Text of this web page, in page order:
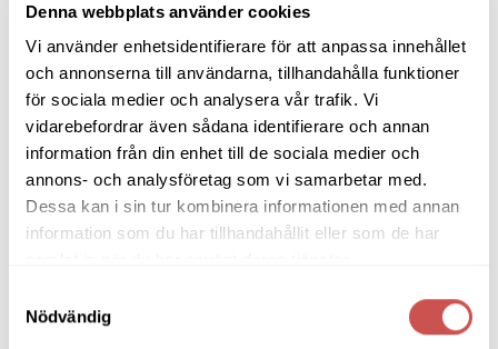
Denna webbplats använder cookies
Vi använder enhetsidentifierare för att anpassa innehållet
och annonserna till användarna, tillhandahålla funktioner
för sociala medier och analysera vår trafik. Vi
vidarebefordrar även sådana identifierare och annan
information från din enhet till de sociala medier och
annons- och analysföretag som vi samarbetar med.
Dessa kan i sin tur kombinera informationen med annan
information som du har tillhandahållit eller som de har
Nödvändig
Barbord
Barstolar & Barpallar
Belysning
Byråer